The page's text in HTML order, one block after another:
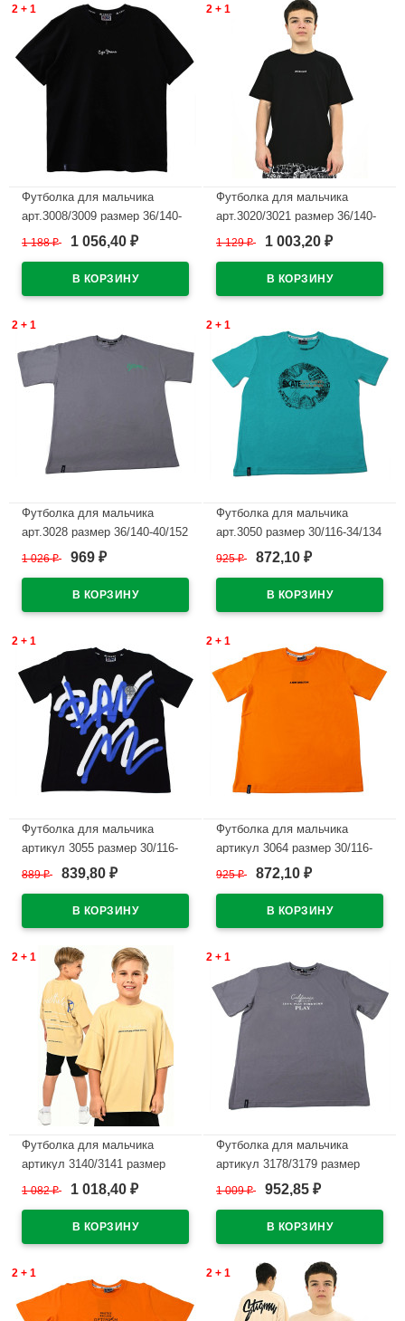
2 + 1
Футболка для мальчика
арт.3008/3009 размер 36/140-
40/152 цвет темно-синий
1 188₽ 1 056,40 ₽
2 + 1
Футболка для мальчика
арт.3020/3021 размер 36/140-
46/170 цвет черный
1 129₽ 1 003,20 ₽
2 + 1
Футболка для мальчика
арт.3028 размер 36/140-40/152
цвет серый
1 026₽ 969 ₽
2 + 1
Футболка для мальчика
арт.3050 размер 30/116-34/134
цвет изумруд
925₽ 872,10 ₽
2 + 1
Футболка для мальчика
артикул 3055 размер 30/116-
34/134 цвет черный
889₽ 839,80 ₽
2 + 1
Футболка для мальчика
артикул 3064 размер 30/116-
34/134 цвет оранжевый
925₽ 872,10 ₽
2 + 1
Футболка для мальчика
артикул 3140/3141 размер
36/140-46/170 цвет бежевый
1 082₽ 1 018,40 ₽
2 + 1
Футболка для мальчика
артикул 3178/3179 размер
36/140-46/170 цвет темно-
1 009₽ 952,85 ₽
2 + 1 2 + 1